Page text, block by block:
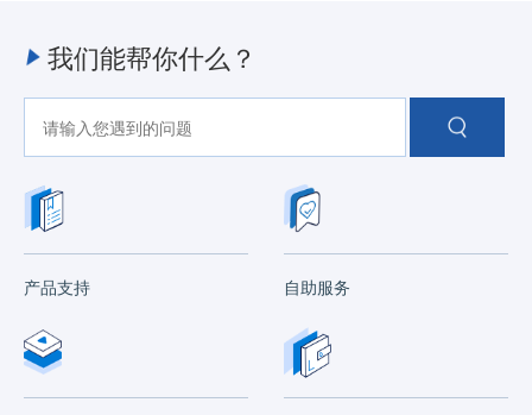
我们能帮你什么？
产品支持 自助服务